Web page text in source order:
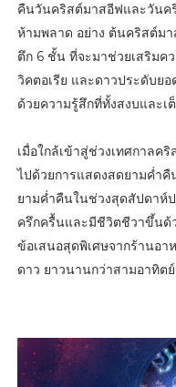
คืนวันคริสต์มาสอีฟและวันค
ห้ามพลาด อย่าง ต้นคริสต์มา
ตึก 6 ชั้น ที่จะมาช่วยเสริมค
วิคตอเรีย และดาวประดับย
ด้วยความรู้สึกที่ทั้งสงบและเ
เมื่อใกล้เข้าสู่ช่วงเทศกาลค
ไปด้วยการแสดงสดยามค่ำ
ยามค่ำคืนในช่วงสุดสัปดาห์
ครึกครื้นและมีชีวิตชีวาขึ้นด้
ข้อเสนอสุดพิเศษจากร้านอา
ดาว ยาวนานกว่าสามอาทิต